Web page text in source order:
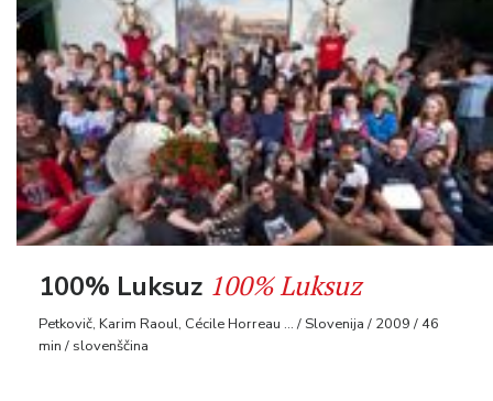
100% Luksuz 100% Luksuz
Petkovič, Karim Raoul, Cécile Horreau ... / Slovenija / 2009 / 46
min / slovenščina